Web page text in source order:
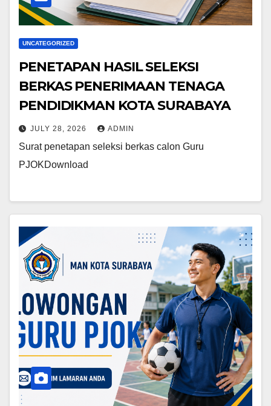
UNCATEGORIZED
PENETAPAN HASIL SELEKSI
BERKAS PENERIMAAN TENAGA
PENDIDIKMAN KOTA SURABAYA
JULY 28, 2026 ADMIN
Surat penetapan seleksi berkas calon Guru
PJOKDownload